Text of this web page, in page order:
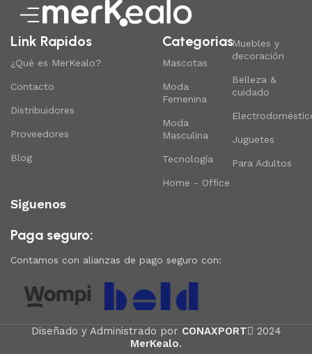
Link Rapidos
¿Qué es MerKealo?
Contacto
Distribuidores
Proveedores
Blog
Categorias
Mascotas
Moda
Femenina
Moda
Masculina
Tecnología
Home - Office
Muebles y
decoración
Belleza &
cuidado
Juguetes
Para Adultos
Siguenos
Paga seguro:
Contamos con alianzas de pago seguro con:
Diseñado y Administrado por CONAXPORT
2024
MerKealo.